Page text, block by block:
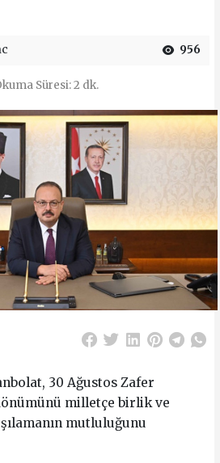
956
Süresi: 2 dk.
30 Ağustos Zafer
dönümünü milletçe birlik ve
mutluluğunu